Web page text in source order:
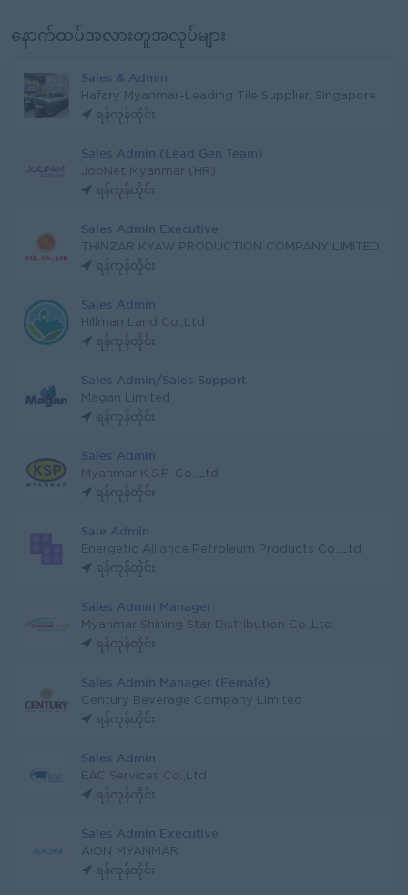
နောက်ထပ်အလားတူအလုပ်များ
Sales & Admin
Hafary Myanmar-Leading Tile Supplier, Singapore
ရန်ကုန်တိုင်း
Sales Admin (Lead Gen Team)
JobNet Myanmar (HR)
ရန်ကုန်တိုင်း
Sales Admin Executive
THINZAR KYAW PRODUCTION COMPANY LIMITED
ရန်ကုန်တိုင်း
Sales Admin
Hillman Land Co.,Ltd
ရန်ကုန်တိုင်း
Sales Admin/Sales Support
Magan Limited
ရန်ကုန်တိုင်း
Sales Admin
Myanmar K.S.P. Co.,Ltd
ရန်ကုန်တိုင်း
Sale Admin
Energetic Alliance Petroleum Products Co.,Ltd
ရန်ကုန်တိုင်း
Sales Admin Manager
Myanmar Shining Star Distribution Co.,Ltd
ရန်ကုန်တိုင်း
Sales Admin Manager (Female)
Century Beverage Company Limited
ရန်ကုန်တိုင်း
Sales Admin
EAC Services Co.,Ltd
ရန်ကုန်တိုင်း
Sales Admin Executive
AION MYANMAR
ရန်ကုန်တိုင်း